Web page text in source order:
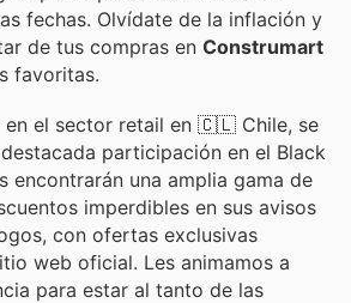
fechas. Olvídate de la inflación y
de tus compras en Construmart
favoritas.
en el sector retail en 🇨🇱 Chile, se
participación en el Black
encontrarán una amplia gama de
imperdibles en sus avisos
con ofertas exclusivas
web oficial. Les animamos a
para estar al tanto de las